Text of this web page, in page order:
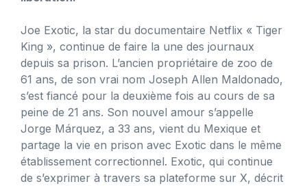
Joe Exotic, la star du documentaire Netflix « Tiger
King », continue de faire la une des journaux
depuis sa prison. L’ancien propriétaire de zoo de
61 ans, de son vrai nom Joseph Allen Maldonado,
s’est fiancé pour la deuxième fois au cours de sa
peine de 21 ans. Son nouvel amour s’appelle
Jorge Márquez, a 33 ans, vient du Mexique et
partage la vie en prison avec Exotic dans le même
établissement correctionnel. Exotic, qui continue
de s’exprimer à travers sa plateforme sur X, décrit